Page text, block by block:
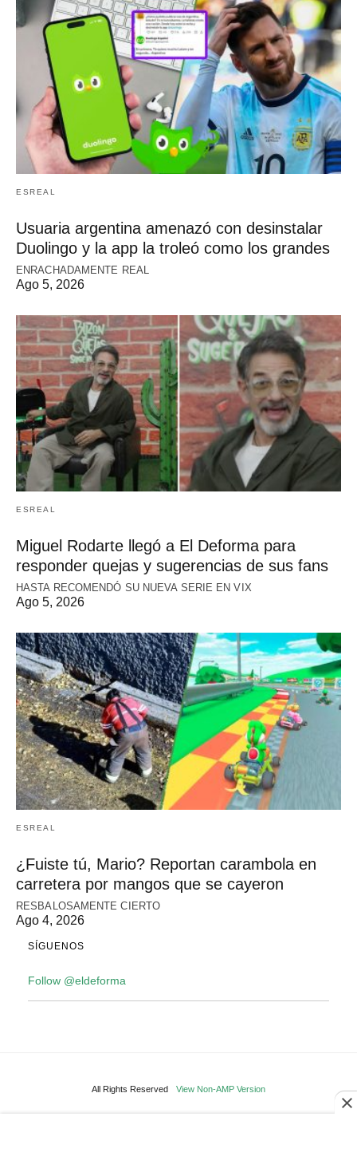
ESREAL
Usuaria argentina amenazó con desinstalar
Duolingo y la app la troleó como los grandes
ENRACHADAMENTE REAL
Ago 5, 2026
ESREAL
Miguel Rodarte llegó a El Deforma para
responder quejas y sugerencias de sus fans
HASTA RECOMENDÓ SU NUEVA SERIE EN VIX
Ago 5, 2026
ESREAL
¿Fuiste tú, Mario? Reportan carambola en
carretera por mangos que se cayeron
RESBALOSAMENTE CIERTO
Ago 4, 2026
SÍGUENOS
Follow @eldeforma
All Rights Reserved View Non-AMP Version